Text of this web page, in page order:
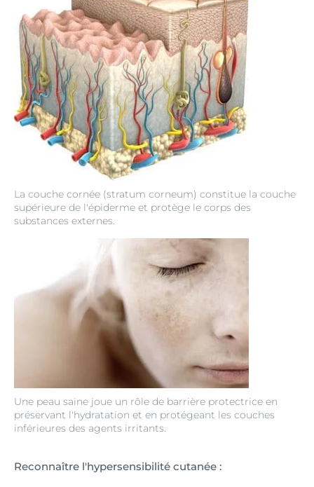
La couche cornée (stratum corneum) constitue la couche
supérieure de l'épiderme et protège le corps des
substances externes.
Une peau saine joue un rôle de barrière protectrice en
préservant l'hydratation et en protégeant les couches
inférieures des agents irritants.
Reconnaître l'hypersensibilité cutanée :